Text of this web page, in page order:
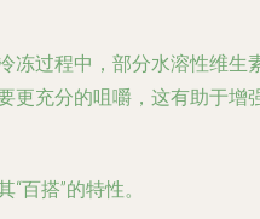
冻过程中，部分水溶性维
更充分的咀嚼，这有助于
百搭”的特性。